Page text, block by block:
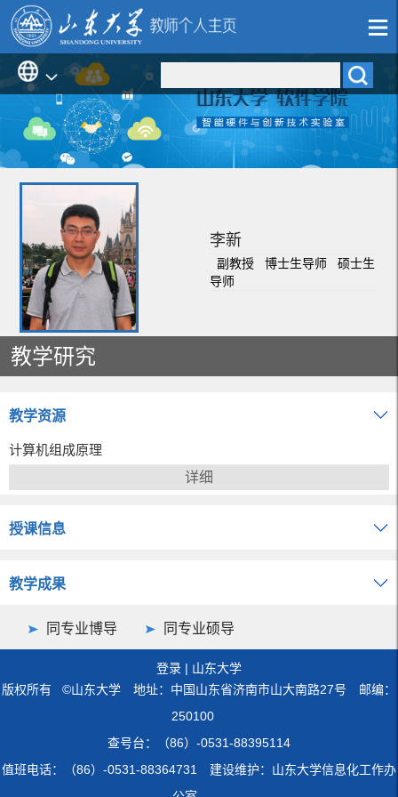
李新
副教授 博士生导师 硕士生
导师
教学研究
教学资源
计算机组成原理
详细
授课信息
教学成果
同专业博导 同专业硕导
登录 | 山东大学
版权所有 ©山东大学 地址：中国山东省济南市山大南路27号 邮编：
250100
查号台：（86）-0531-88395114
值班电话：（86）-0531-88364731 建设维护：山东大学信息化工作办